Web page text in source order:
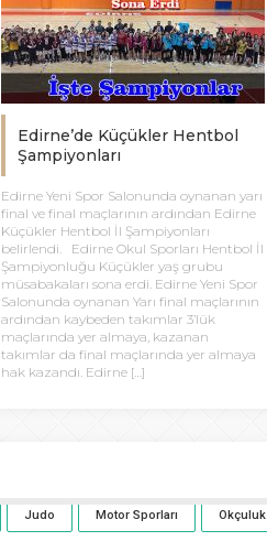
Edirne’de Küçükler Hentbol
Şampiyonları
Edirne Yeni Spor Salonunda oynanan yarı
final ve final maçlarının ardından Edirne
Küçükler Hentbol İl Şampiyonları
belirlendi. Edirne Okul Sporları Hentbol İl
Şampiyonluğu Küçükler yaş grubu
müsabakaları sona erdi. Edirne Yeni Spor
Salonunda oynanan Yarı final maçlarının
ardından kaybeden takımlar 3’lük
maçlarında yer almaya, kazanan
takımlar da final maçlarında yer almaya
hak kazandı. Edirne […]
Judo Motor Sporları Okçuluk